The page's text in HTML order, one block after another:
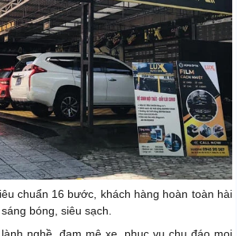
chuẩn 16 bước, khách hàng hoàn toàn hài
bóng, siêu sạch.